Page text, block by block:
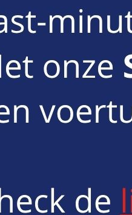
u! In deze wagen heeft u niet
omdat hij het nodige
zorgen voor het gemak
5008 is volledig afgewerkt
handrem. Kortom,
reis te gaan!